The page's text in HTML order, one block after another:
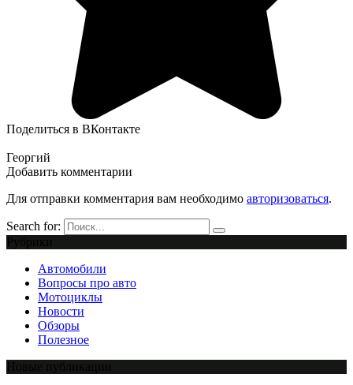
Поделиться в ВКонтакте
Георгий
Добавить комментарии
Для отправки комментария вам необходимо авторизоваться.
Search for:
Автомобили
Вопросы про авто
Мотоциклы
Новости
Обзоры
Полезное